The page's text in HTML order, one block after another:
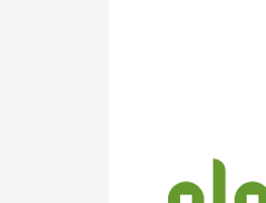
Elettronica
News